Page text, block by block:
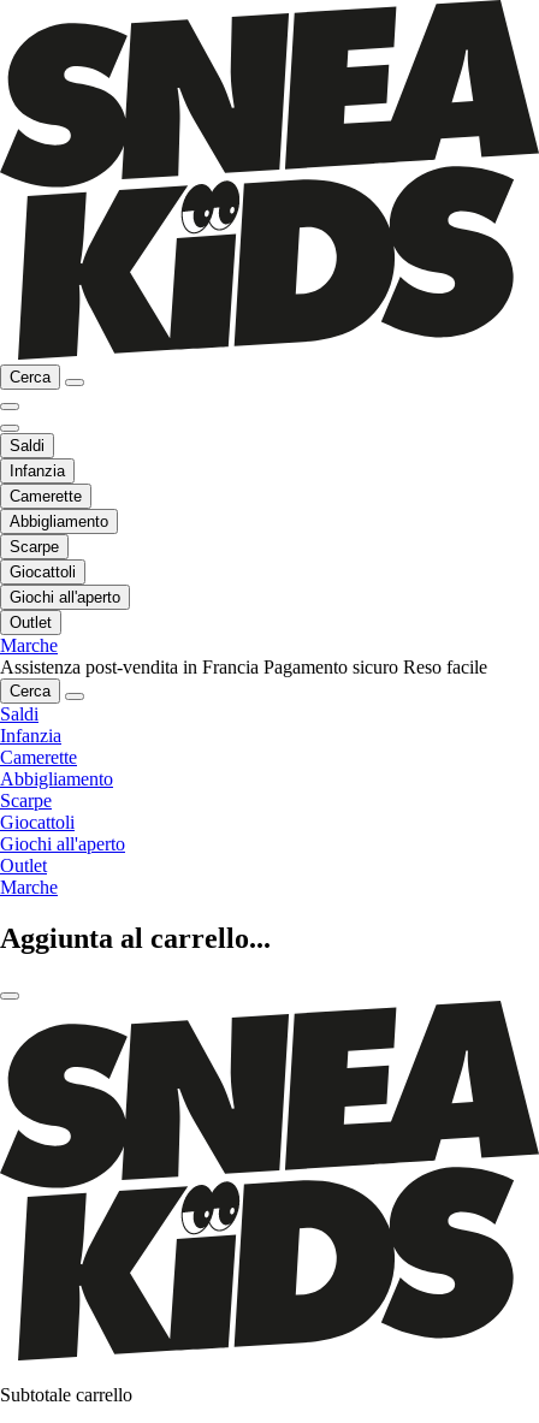
Cerca
Saldi
Infanzia
Camerette
Abbigliamento
Scarpe
Giocattoli
Giochi all'aperto
Outlet
Marche
Assistenza post-vendita in Francia Pagamento sicuro Reso facile
Cerca
Saldi
Infanzia
Camerette
Abbigliamento
Scarpe
Giocattoli
Giochi all'aperto
Outlet
Marche
Aggiunta al carrello...
Subtotale carrello